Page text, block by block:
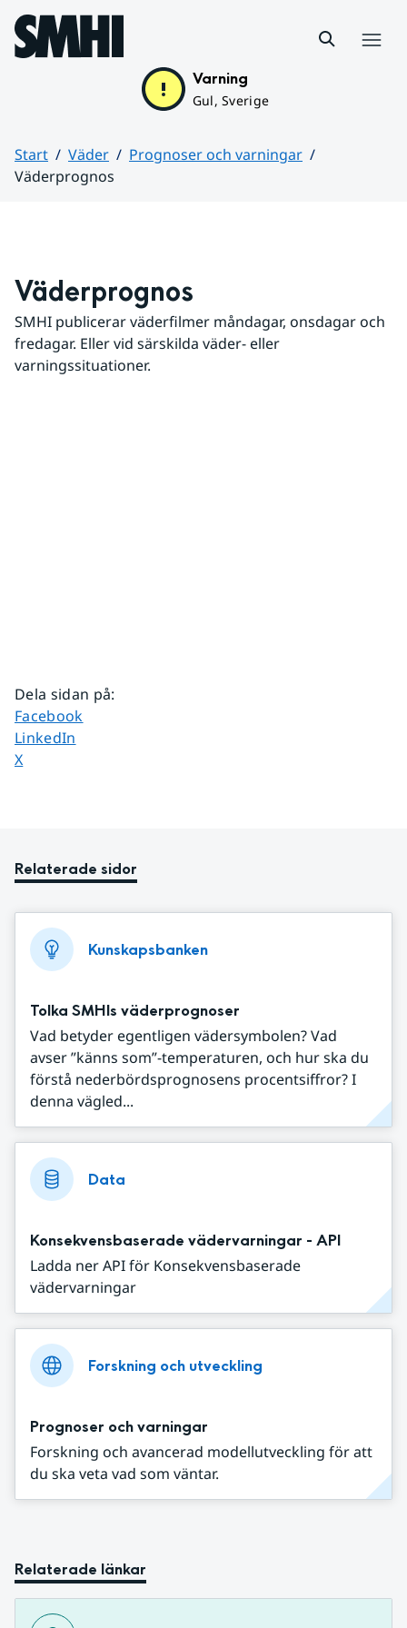
Hoppa till sidans innehåll
Varning
Gul, Sverige
Start Väder
Prognoser och varningar
Väderprognos
Väderprognos
SMHI publicerar väderfilmer måndagar, onsdagar och
fredagar. Eller vid särskilda väder- eller
varningssituationer.
Dela sidan på:
Dela sidan på
Facebook
Dela sidan på
LinkedIn
Dela sidan på
X
Relaterade sidor
Kunskapsbanken
Tolka SMHIs väderprognoser
Vad betyder egentligen vädersymbolen? Vad
avser ”känns som”-temperaturen, och hur ska du
förstå nederbördsprognosens procentsiffror? I
denna vägled...
Data
Konsekvensbaserade vädervarningar - API
Ladda ner API för Konsekvensbaserade
vädervarningar
Forskning och utveckling
Prognoser och varningar
Forskning och avancerad modellutveckling för att
du ska veta vad som väntar.
Relaterade länkar